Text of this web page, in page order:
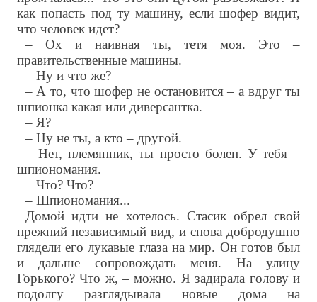
как попасть под ту машину, если шофер видит,
что человек идет?
– Ох и наивная ты, тетя моя. Это –
правительственные машины.
– Ну и что же?
– А то, что шофер не остановится – а вдруг ты
шпионка какая или диверсантка.
– Я?
– Ну не ты, а кто – другой.
– Нет, племянник, ты просто болен. У тебя –
шпиономания.
– Что? Что?
– Шпиономания...
Домой идти не хотелось. Стасик обрел свой
прежний независимый вид, и снова добродушно
глядели его лукавые глаза на мир. Он готов был
и дальше сопровождать меня. На улицу
Горького? Что ж, – можно. Я задирала голову и
подолгу разглядывала новые дома на